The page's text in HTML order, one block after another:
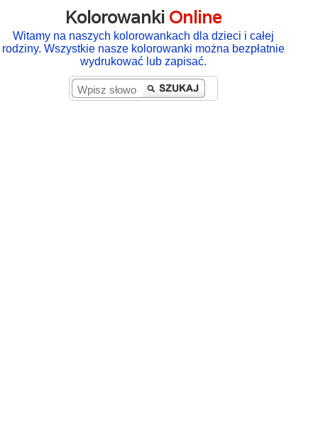
Kolorowanki Online
Witamy na naszych kolorowankach dla dzieci i całej
rodziny. Wszystkie nasze kolorowanki można bezpłatnie
wydrukować lub zapisać.